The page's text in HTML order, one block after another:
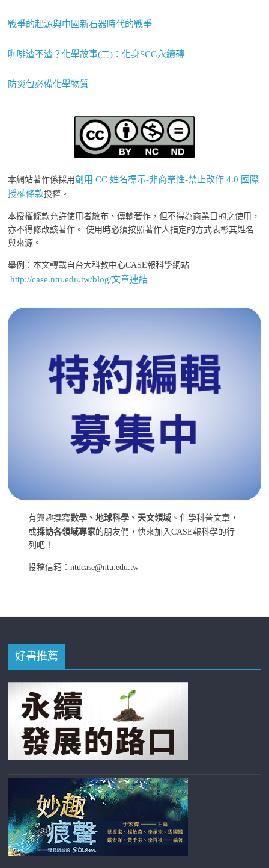
戰爭的起源與中國新石器時代的戰爭
咖啡渣不渣？化學故事(二)：化身SCG永續磚
防災包必備化學物質
本網站著作係採用創用 CC 姓名標示-非商業性-禁止改作 4.0 國際
授權條款授權。
本授權條款允許使用者散布、傳輸著作，但不得為商業目的之使用，
亦不得修改該著作。 使用時必須按照著作人指定的方式表彰其姓名
與來源。
舉例：本文轉載自台大科教中心CASE報科學網站
http://case.ntu.edu.tw/blog/文章連結
有興趣撰寫數學、地球科學、天文領域 、化學科普文章，
或採訪各領域專家的朋友們，快來加入CASE報科學的行
列吧！
投稿信箱：ntucase@ntu.edu.tw
好書推薦